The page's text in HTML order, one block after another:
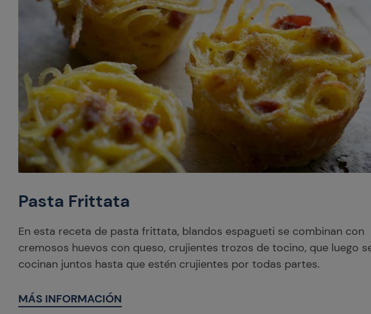
Pasta Frittata
En esta receta de pasta frittata, blandos espagueti se combinan con
cremosos huevos con queso, crujientes trozos de tocino, que luego
cocinan juntos hasta que estén crujientes por todas partes.
MÁS INFORMACIÓN